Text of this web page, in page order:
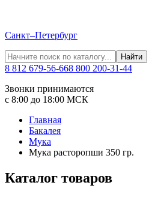
Санкт–Петербург
Найти
8 812 679-56-668 800 200-31-44
Звонки принимаются
с 8:00 до 18:00 МСК
Главная
Бакалея
Мука
Мука расторопши 350 гр.
Каталог товаров